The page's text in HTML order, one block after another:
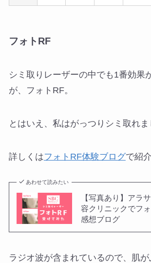
フォトRF
シミ取りレーザーの中でも1番効果
が、フォトRF。
とはいえ、私はがっつりシミ取れま
詳しくはフォトRF体験ブログで紹
あわせて読みたい
【写真あり】アラ
容クリニックでフ
感想ブログ
ラジオ波が含まれているので、肌